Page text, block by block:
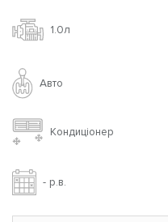
1.0л
Авто
Кондиціонер
- р.в.